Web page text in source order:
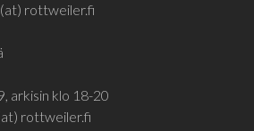
rottweiler.fi
arkisin klo 18-20
rottweiler.fi